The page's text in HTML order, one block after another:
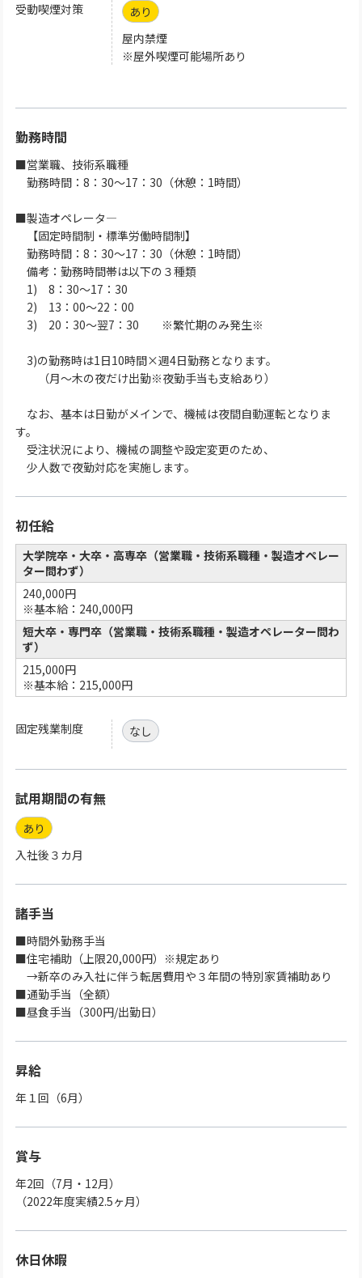
受動喫煙対策
あり
屋内禁煙
※屋外喫煙可能場所あり
勤務時間
■営業職、技術系職種
勤務時間：8：30～17：30（休憩：1時間）
■製造オペレータ―
【固定時間制・標準労働時間制】
勤務時間：8：30～17：30（休憩：1時間）
備考：勤務時間帯は以下の３種類
1) 8：30～17：30
2) 13：00～22：00
3) 20：30～翌7：30 ※繁忙期のみ発生※
3)の勤務時は1日10時間×週4日勤務となります。
（月～木の夜だけ出勤※夜勤手当も支給あり）
なお、基本は日勤がメインで、機械は夜間自動運転となりま
す。
受注状況により、機械の調整や設定変更のため、
少人数で夜勤対応を実施します。
初任給
大学院卒・大卒・高専卒（営業職・技術系職種・製造オペレー
ター問わず）
240,000円
※基本給：240,000円
短大卒・専門卒（営業職・技術系職種・製造オペレーター問わ
ず）
215,000円
※基本給：215,000円
固定残業制度 なし
試用期間の有無
あり
入社後３カ月
諸手当
■時間外勤務手当
■住宅補助（上限20,000円）※規定あり
→新卒のみ入社に伴う転居費用や３年間の特別家賃補助あり
■通勤手当（全額）
■昼食手当（300円/出勤日）
昇給
年１回（6月）
賞与
年2回（7月・12月）
（2022年度実績2.5ヶ月）
休日休暇